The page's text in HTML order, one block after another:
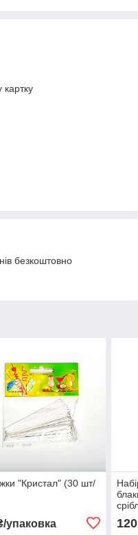
безкоштовно
"Кристал" (30 шт/
упаковка 120